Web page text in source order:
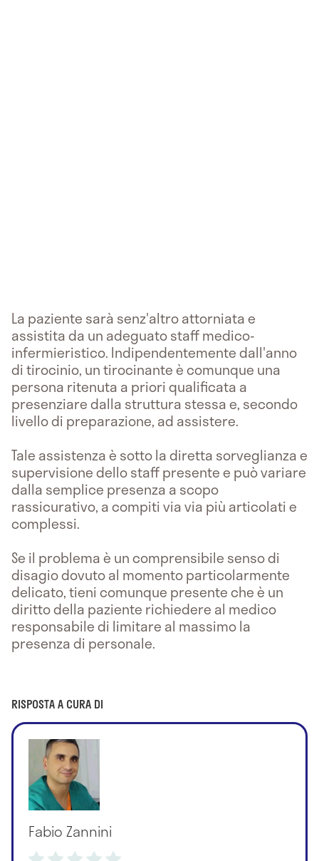
La paziente sarà senz'altro attorniata e
assistita da un adeguato staff medico-
infermieristico. Indipendentemente dall'anno
di tirocinio, un tirocinante è comunque una
persona ritenuta a priori qualificata a
presenziare dalla struttura stessa e, secondo
livello di preparazione, ad assistere.
Tale assistenza è sotto la diretta sorveglianza e
supervisione dello staff presente e può variare
dalla semplice presenza a scopo
rassicurativo, a compiti via via più articolati e
complessi.
Se il problema è un comprensibile senso di
disagio dovuto al momento particolarmente
delicato, tieni comunque presente che è un
diritto della paziente richiedere al medico
responsabile di limitare al massimo la
presenza di personale.
RISPOSTA A CURA DI
Fabio Zannini